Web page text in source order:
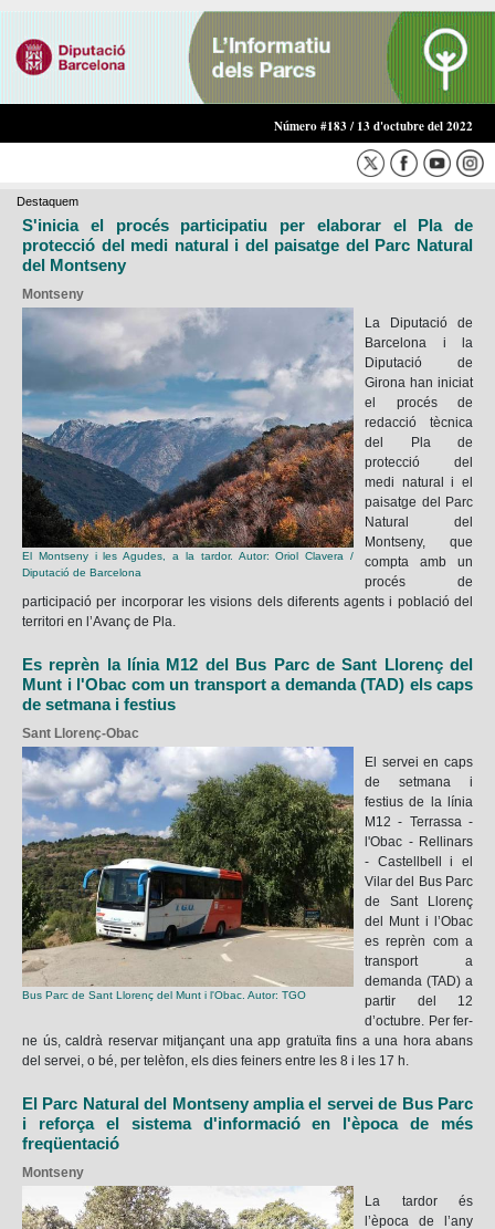
Número #183 / 13 d'octubre del 2022
Destaquem
S'inicia el procés participatiu per elaborar el Pla de
protecció del medi natural i del paisatge del Parc Natural
del Montseny
Montseny
El Montseny i les Agudes, a la tardor. Autor: Oriol Clavera /
Diputació de Barcelona
La Diputació de
Barcelona i la
Diputació de
Girona han iniciat
el procés de
redacció tècnica
del Pla de
protecció del
medi natural i el
paisatge del Parc
Natural del
Montseny, que
compta amb un
procés de
participació per incorporar les visions dels diferents agents i població del
territori en l’Avanç de Pla.
Es reprèn la línia M12 del Bus Parc de Sant Llorenç del
Munt i l'Obac com un transport a demanda (TAD) els caps
de setmana i festius
Sant Llorenç-Obac
Bus Parc de Sant Llorenç del Munt i l'Obac. Autor: TGO
El servei en caps
de setmana i
festius de la línia
M12 - Terrassa -
l'Obac - Rellinars
- Castellbell i el
Vilar del Bus Parc
de Sant Llorenç
del Munt i l’Obac
es reprèn com a
transport a
demanda (TAD) a
partir del 12
d’octubre. Per fer-
ne ús, caldrà reservar mitjançant una app gratuïta fins a una hora abans
del servei, o bé, per telèfon, els dies feiners entre les 8 i les 17 h.
El Parc Natural del Montseny amplia el servei de Bus Parc
i reforça el sistema d'informació en l'època de més
freqüentació
Montseny
La tardor és
l’època de l’any